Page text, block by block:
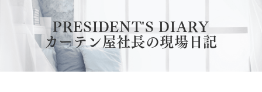
PRESIDENT'S DIARY
カーテン屋社長の現場日記